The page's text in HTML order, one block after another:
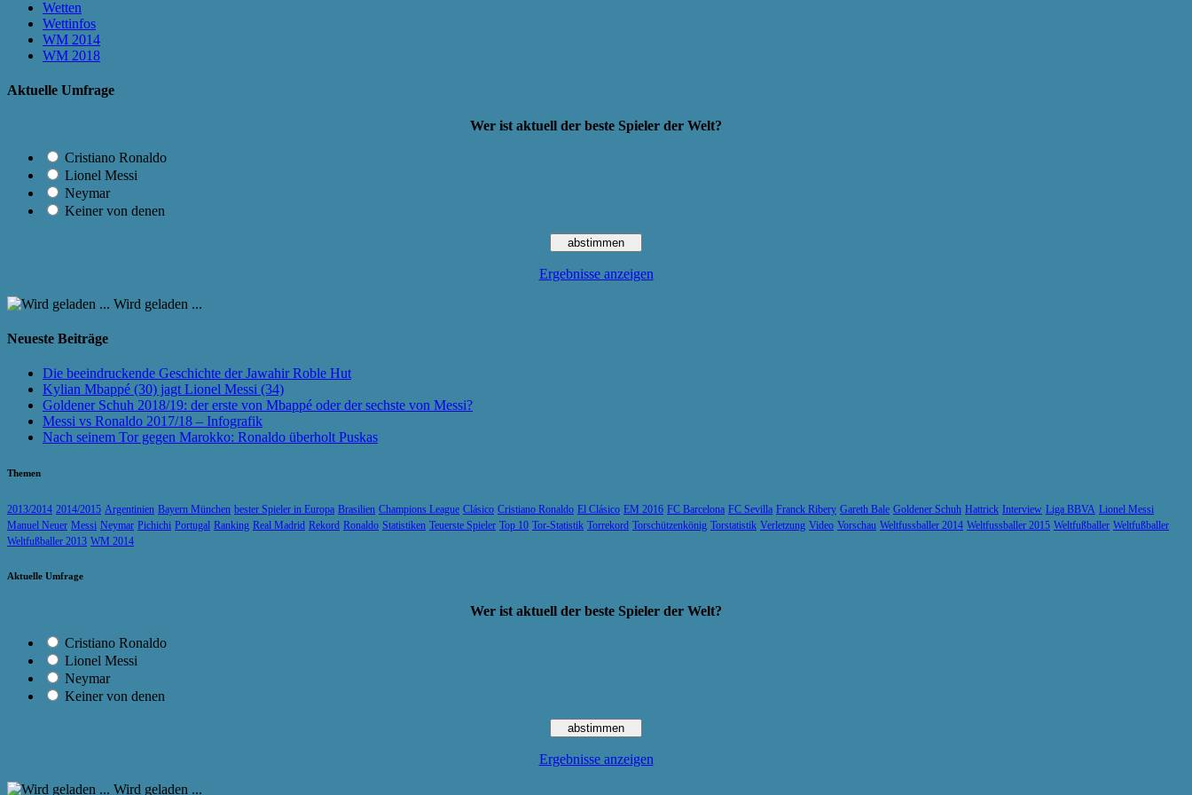
Wetten
Wettinfos
WM 2014
WM 2018
Aktuelle Umfrage
Wer ist aktuell der beste Spieler der Welt?
Cristiano Ronaldo
Lionel Messi
Neymar
Keiner von denen
Ergebnisse anzeigen
Wird geladen ...
Neueste Beiträge
Die beeindruckende Geschichte der Jawahir Roble Hut
Kylian Mbappé (30) jagt Lionel Messi (34)
Goldener Schuh 2018/19: der erste von Mbappé oder der sechste von Messi?
Messi vs Ronaldo 2017/18 – Infografik
Nach seinem Tor gegen Marokko: Ronaldo überholt Puskas
Themen
2013/2014 2014/2015 Argentinien Bayern München bester Spieler in Europa Brasilien Champions League Clásico Cristiano Ronaldo El Clásico EM 2016 FC Barcelona FC Sevilla Franck Ribery Gareth Bale Goldener Schuh Hattrick Interview Liga BBVA Lionel Messi
Manuel Neuer Messi Neymar Pichichi Portugal Ranking Real Madrid Rekord Ronaldo Statistiken Teuerste Spieler Top 10 Tor-Statistik Torrekord Torschützenkönig Torstatistik Verletzung Video Vorschau Weltfussballer 2014 Weltfussballer 2015 Weltfußballer Weltfußballer
Weltfußballer 2013 WM 2014
Aktuelle Umfrage
Wer ist aktuell der beste Spieler der Welt?
Cristiano Ronaldo
Lionel Messi
Neymar
Keiner von denen
Ergebnisse anzeigen
Wird geladen ...